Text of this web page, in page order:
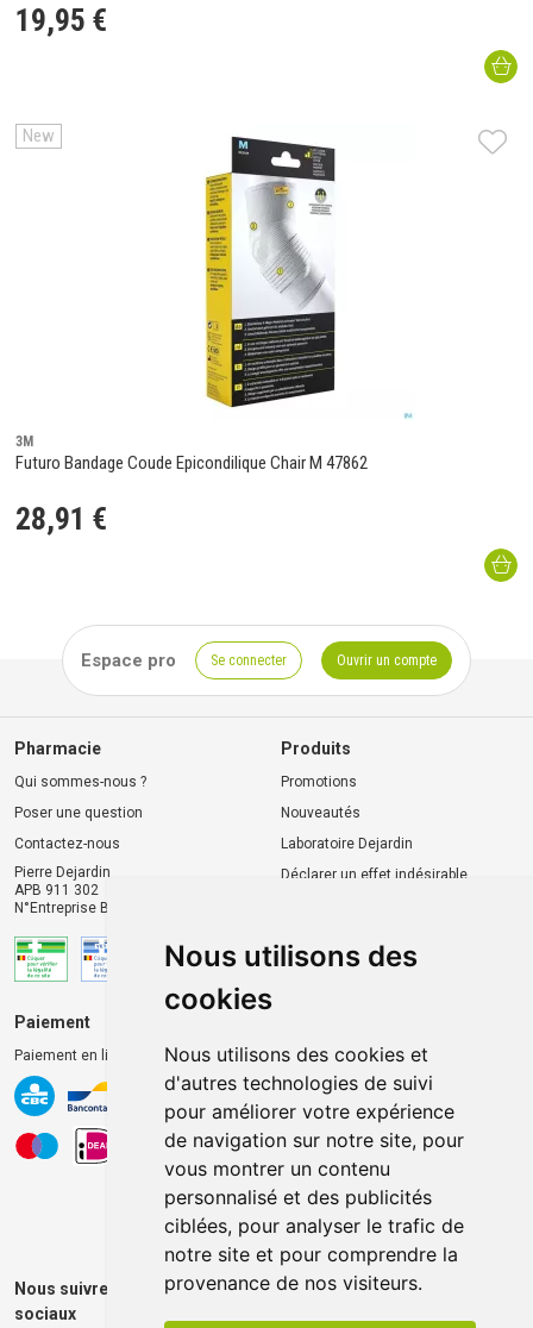
Nous utilisons des
cookies
Nous utilisons des cookies et
d'autres technologies de suivi
pour améliorer votre expérience
de navigation sur notre site, pour
vous montrer un contenu
personnalisé et des publicités
ciblées, pour analyser le trafic de
notre site et pour comprendre la
provenance de nos visiteurs.
19,95 €
New
3M
Futuro Bandage Coude Epicondilique Chair M 47862
28,91 €
Espace pro Se connecter Ouvrir un compte
Pharmacie
Qui sommes-nous ?
Poser une question
Contactez-nous
Pierre Dejardin
APB 911 302
N°Entreprise BE0446.901.764
Produits
Promotions
Nouveautés
Laboratoire Dejardin
Déclarer un effet indésirable
Paiement
Paiement en ligne 100% sécurisé
Livraison chez vous
Livraison dans un Point
d’enlèvement
Retrait dans la pharmacie
Retrait en casiers extérieurs
Nous suivre sur les réseaux
sociaux